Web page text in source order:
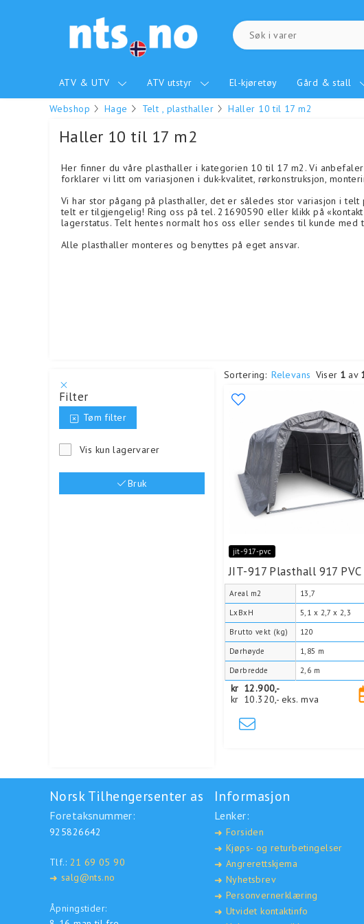
ATV & UTV ATV utstyr El-kjøretøy Gård & stall
Webshop Hage Telt , plasthaller Haller 10 til 17 m2
Haller 10 til 17 m2
Her finner du våre plasthaller i kategorien 10 til 17 m2. Vi
forklarer vi litt om variasjonen i duk-kvalitet, rørkonstruksjon,
Vi har stor pågang på plasthaller, det er således stor variasjon i
telt er tilgjengelig! Ring oss på tel. 21690590 eller klikk på
lagerstatus. Telt hentes normalt hos oss eller sendes til kunde med
Alle plasthaller monteres og benyttes på eget ansvar.
Filter
Tøm filter
Vis kun lagervarer
Bruk
Sortering: Relevans Viser 1 av
jit-917-pvc
JIT-917 Plasthall 917 PVC
Areal m2
13,7
LxBxH
5,1 x 2,7 x 2,3
Brutto vekt (kg)
120
Dørhøyde
1,85 m
Dørbredde
2,6 m
kr 12.900,-
kr 10.320,- eks. mva
Norsk Tilhengersenter as
Foretaksnummer:
925826642
Tlf.: 21 69 05 90
➜ salg@nts.no
Åpningstider:
Informasjon
Lenker:
➜ Forsiden
➜ Kjøps- og returbetingelser
➜ Angrerettskjema
➜ Nyhetsbrev
➜ Personvernerklæring
➜ Utvidet kontaktinfo